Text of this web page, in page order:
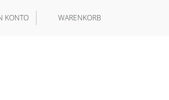
KONTO WARENKORB